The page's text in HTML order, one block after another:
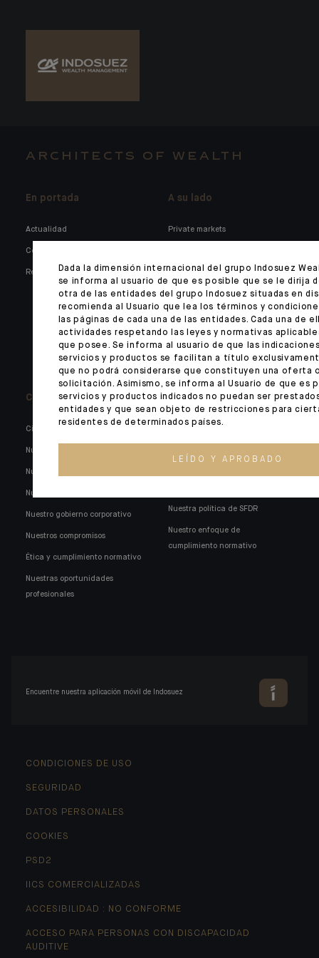
ARCHITECTS OF WEALTH
En portada
Actualidad
Competencias
Redes sociales
A su lado
Private markets
Holdings familiares
Empresas y clientes
institucionales
Gestores patrimoniales externos
Tecnologías bancarias
Conózcanos
Cifras clave
Nuestra red internacional
Nuestra razón de ser
Nuestra historia
Nuestro gobierno corporativo
Nuestros compromisos
Ética y cumplimiento normativo
Nuestras oportunidades
profesionales
Indosuez en España
Nuestra gestión corporativa
Nuestra política de SFDR
Nuestro enfoque de
cumplimiento normativo
Encuentre nuestra aplicación móvil de Indosuez
CONDICIONES DE USO
SEGURIDAD
DATOS PERSONALES
COOKIES
PSD2
IICS COMERCIALIZADAS
ACCESIBILIDAD : NO CONFORME
ACCESO PARA PERSONAS CON DISCAPACIDAD
AUDITIVE
Dada la dimensión internacional del grupo Indosuez
se informa al usuario de que es posible que se le dirija
otra de las entidades del grupo Indosuez situadas en
recomienda al Usuario que lea los términos y
las páginas de cada una de las entidades. Cada una de
actividades respetando las leyes y normativas
que posee. Se informa al usuario de que las
servicios y productos se facilitan a título
que no podrá considerarse que constituyen una oferta
solicitación. Asimismo, se informa al Usuario de que es
servicios y productos indicados no puedan ser
entidades y que sean objeto de restricciones para
residentes de determinados países.
LEÍDO Y APROBADO